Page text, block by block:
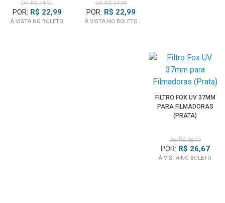
DE: R$ 24,99
POR: R$ 22,99
À VISTA NO BOLETO
DE: R$ 24,99
POR: R$ 22,99
À VISTA NO BOLETO
FILTRO FOX UV 37MM
PARA FILMADORAS
(PRATA)
DE: R$ 28,99
POR: R$ 26,67
À VISTA NO BOLETO